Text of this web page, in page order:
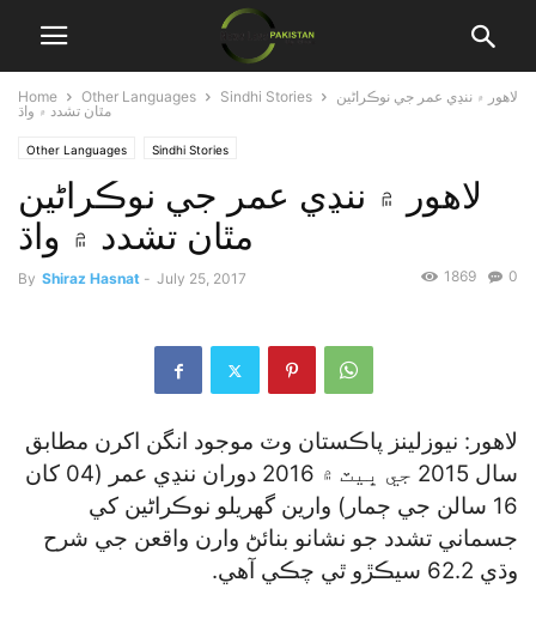
Home Other Languages Sindhi Stories
لاهور ۾ ننڍي عمر جي نوڪراڻين
مٿان تشدد ۾ واڌ
Other Languages Sindhi Stories
لاهور ۾ ننڍي عمر جي نوڪراڻين
مٿان تشدد ۾ واڌ
By Shiraz Hasnat - July 25, 2017 0
1869
لاهور: نيوزلينز پاڪستان وٽ موجود انگن اکرن مطابق
سال 2015 جي ڀيٽ ۾ 2016 دوران ننڍي عمر (04 کان
16 سالن جي ڄمار) وارين گھريلو نوڪراڻين کي
جسماني تشدد جو نشانو بنائڻ وارن واقعن جي شرح
وڌي 62.2 سيڪڙو ٿي چڪي آهي.